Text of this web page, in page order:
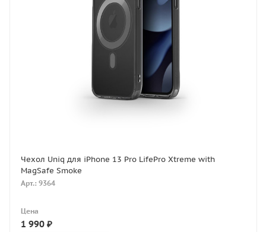
Чехол Uniq для iPhone 13 Pro LifePro Xtreme with
MagSafe Smoke
Арт.: 9364
Цена
1 990 ₽